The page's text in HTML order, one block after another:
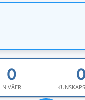
NIVÅER